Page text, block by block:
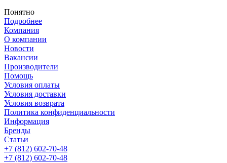
Понятно
Подробнее
Компания
О компании
Новости
Вакансии
Производители
Помощь
Условия оплаты
Условия доставки
Условия возврата
Политика конфиденциальности
Информация
Бренды
Статьи
+7 (812) 602-70-48
+7 (812) 602-70-48